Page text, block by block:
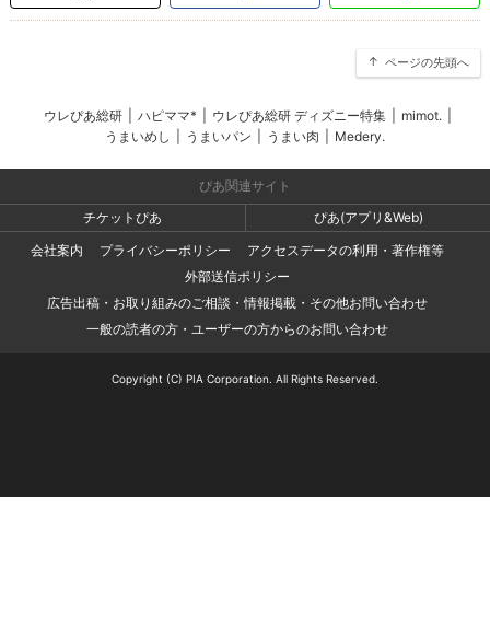
ページの先頭へ
ウレぴあ総研 ハピママ* ウレぴあ総研 ディズニー特集 mimot.
うまいめし
うまいパン うまい肉 Medery.
ぴあ関連サイト
チケットぴあ
ぴあ(アプリ&Web)
会社案内
プライバシーポリシー
アクセスデータの利用・著作権等
外部送信ポリシー
広告出稿・お取り組みのご相談・情報掲載・その他お問い合わせ
一般の読者の方・ユーザーの方からのお問い合わせ
Copyright (C) PIA Corporation. All Rights Reserved.